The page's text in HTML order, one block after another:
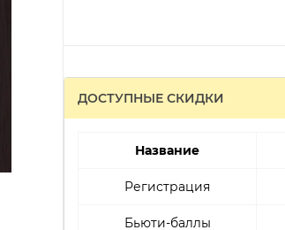
ДОСТУПНЫЕ СКИДКИ
Название
Регистрация
Бьюти-баллы